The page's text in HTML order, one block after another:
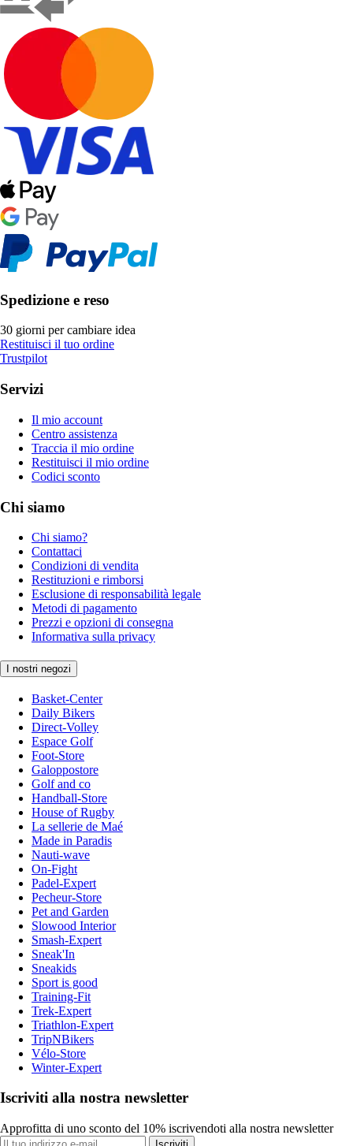
Spedizione e reso
30 giorni per cambiare idea
Restituisci il tuo ordine
Trustpilot
Servizi
Il mio account
Centro assistenza
Traccia il mio ordine
Restituisci il mio ordine
Codici sconto
Chi siamo
Chi siamo?
Contattaci
Condizioni di vendita
Restituzioni e rimborsi
Esclusione di responsabilità legale
Metodi di pagamento
Prezzi e opzioni di consegna
Informativa sulla privacy
I nostri negozi
Basket-Center
Daily Bikers
Direct-Volley
Espace Golf
Foot-Store
Galoppostore
Golf and co
Handball-Store
House of Rugby
La sellerie de Maé
Made in Paradis
Nauti-wave
On-Fight
Padel-Expert
Pecheur-Store
Pet and Garden
Slowood Interior
Smash-Expert
Sneak'In
Sneakids
Sport is good
Training-Fit
Trek-Expert
Triathlon-Expert
TripNBikers
Vélo-Store
Winter-Expert
Iscriviti alla nostra newsletter
Approfitta di uno sconto del 10% iscrivendoti alla nostra newsletter